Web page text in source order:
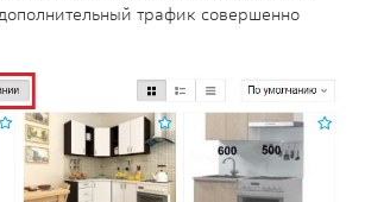
трафик совершенно